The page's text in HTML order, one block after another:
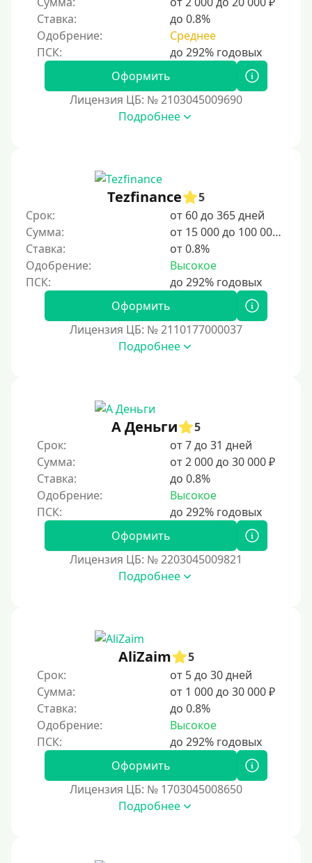
Надежные
Без обмана
Без предоплат
Без электронной почты
С автоматическим одобрением
Без номера телефона
Без звонков и проверок
Ночью
На карту круглосуточно
24/7
Деньги в долг
В долг на карту
5 дней
На неделю
10 дней
2 недели
15 дней
30 дней без процентов
60 дней
3 месяца
90 дней
100 дней
5 месяцев
Ставка:
до 0.8%
Одобрение:
Среднее
Оформить
Лицензия ЦБ: № 2103045009690
Подробнее
Tezfinance
5
Срок:
от 60 до 365 дней
Сумма:
от 15 000 до 100 000 ₽
Ставка:
от 0.8%
Одобрение:
Высокое
Оформить
Лицензия ЦБ: № 2110177000037
Подробнее
А Деньги
5
Срок:
от 7 до 31 дней
Сумма:
от 2 000 до 30 000 ₽
Ставка:
до 0.8%
Одобрение:
Высокое
Оформить
Лицензия ЦБ: № 2203045009821
Подробнее
AliZaim
5
Срок:
от 5 до 30 дней
Сумма:
от 1 000 до 30 000 ₽
Ставка:
до 0.8%
Одобрение:
Высокое
Оформить
Лицензия ЦБ: № 1703045008650
Подробнее